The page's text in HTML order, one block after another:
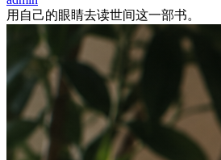
用自己的眼睛去读世间这一部书。